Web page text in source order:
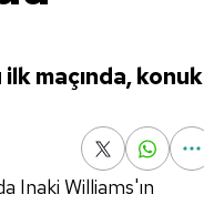
maçında, konuk
Inaki Williams'ın